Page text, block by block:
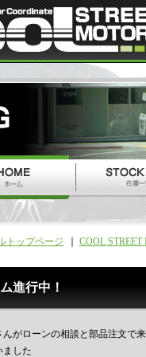
トップページ COOL STREET
進行中！
がローンの相談と部品注文で来
ました